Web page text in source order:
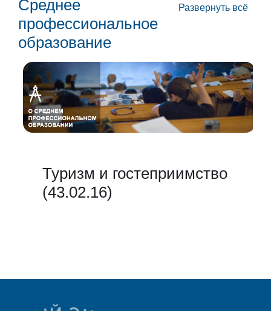
Среднее
профессиональное
образование
Развернуть всё
Туризм и гостеприимство
(43.02.16)